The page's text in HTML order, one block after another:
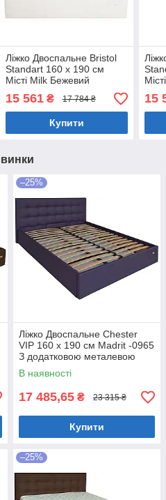
Ліжко Двоспальне Bristol
Standart 160 х 190 см
Місті Milk Бежевий
15 561₴ 17 784 ₴
Купити
15
–25%
Ліжко Двоспальне Chester
VIP 160 х 190 см Madrit -0965
З додатковою металевою
цільнозварною рамою
Фіолетовий
В наявності
17 485,65 ₴ 23 315 ₴
Купити
–25%